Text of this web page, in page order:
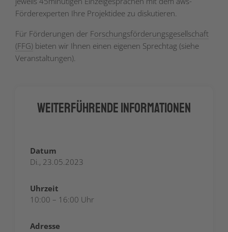
Förderexperten Ihre Projektidee zu diskutieren.
Für Förderungen der Forschungsförderungsgesellschaft
(FFG) bieten wir Ihnen einen eigenen Sprechtag (siehe
Veranstaltungen).
Weiterführende Informationen
Datum
Di., 23.05.2023
Uhrzeit
10:00 – 16:00 Uhr
Adresse